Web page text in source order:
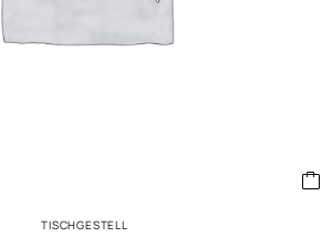
TISCHGESTELL